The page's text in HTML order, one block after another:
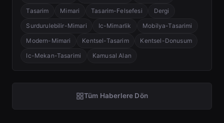
Tasarim
Mimari Tasarim-Felsefesi
Dergi
Surdurulebilir-Mimari
Ic-Mimarlik
Mobilya-Tasarimi
Modern-Mimari
Kentsel-Tasarim
Kentsel-Donusum
Ic-Mekan-Tasarimi
Kamusal Alan
Tüm Haberlere Dön